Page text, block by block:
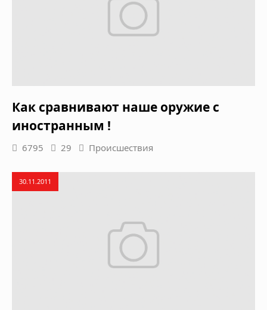
Как сравнивают наше оружие с
иностранным !
6795 29 Происшествия
30.11.2011